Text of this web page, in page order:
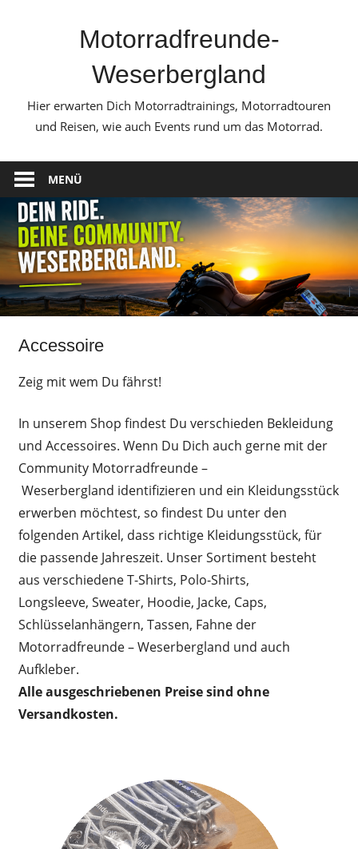
Motorradfreunde-
Weserbergland
Hier erwarten Dich Motorradtrainings, Motorradtouren
und Reisen, wie auch Events rund um das Motorrad.
MENÜ
Accessoire
Zeig mit wem Du fährst!
In unserem Shop findest Du verschieden Bekleidung
und Accessoires. Wenn Du Dich auch gerne mit der
Community Motorradfreunde –
Weserbergland identifizieren und ein Kleidungsstück
erwerben möchtest, so findest Du unter den
folgenden Artikel, dass richtige Kleidungsstück, für
die passende Jahreszeit. Unser Sortiment besteht
aus verschiedene T-Shirts, Polo-Shirts,
Longsleeve, Sweater, Hoodie, Jacke, Caps,
Schlüsselanhängern, Tassen, Fahne der
Motorradfreunde – Weserbergland und auch
Aufkleber.
Alle ausgeschriebenen Preise sind ohne
Versandkosten.